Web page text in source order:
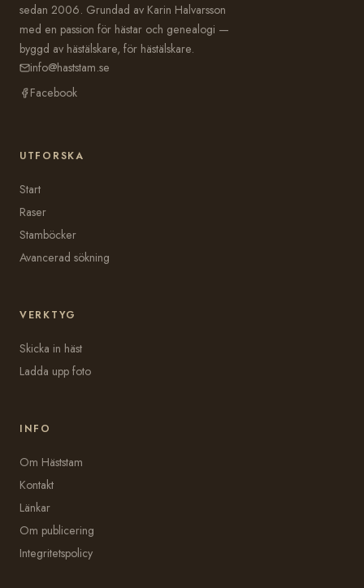
sedan 2006. Grundad av Karin Halvarsson
med en passion för hästar och genealogi —
byggd av hästälskare, för hästälskare.
info@haststam.se
Facebook
UTFORSKA
Start
Raser
Stamböcker
Avancerad sökning
VERKTYG
Skicka in häst
Ladda upp foto
INFO
Om Häststam
Kontakt
Länkar
Om publicering
Integritetspolicy